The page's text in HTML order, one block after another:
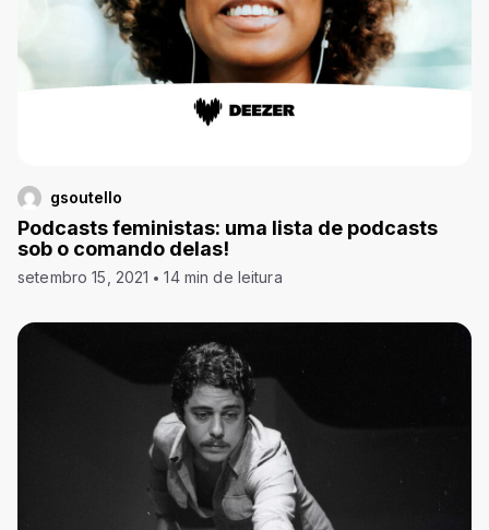
gsoutello
Podcasts feministas: uma lista de podcasts
sob o comando delas!
setembro 15, 2021 14 min de leitura